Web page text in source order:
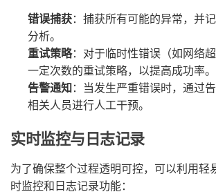
错误捕获：捕获所有可能的异常，并
分析。
重试策略：对于临时性错误（如网络
一定次数的重试策略，以提高成功率。
告警通知：当发生严重错误时，通过
相关人员进行人工干预。
实时监控与日志记录
为了确保整个过程透明可控，可以利用轻
时监控和日志记录功能：